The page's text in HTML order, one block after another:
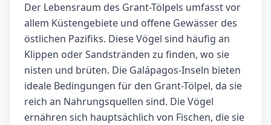
Der Lebensraum des Grant-Tölpels umfasst vor
allem Küstengebiete und offene Gewässer des
östlichen Pazifiks. Diese Vögel sind häufig an
Klippen oder Sandstränden zu finden, wo sie
nisten und brüten. Die Galápagos-Inseln bieten
ideale Bedingungen für den Grant-Tölpel, da sie
reich an Nahrungsquellen sind. Die Vögel
ernähren sich hauptsächlich von Fischen, die sie